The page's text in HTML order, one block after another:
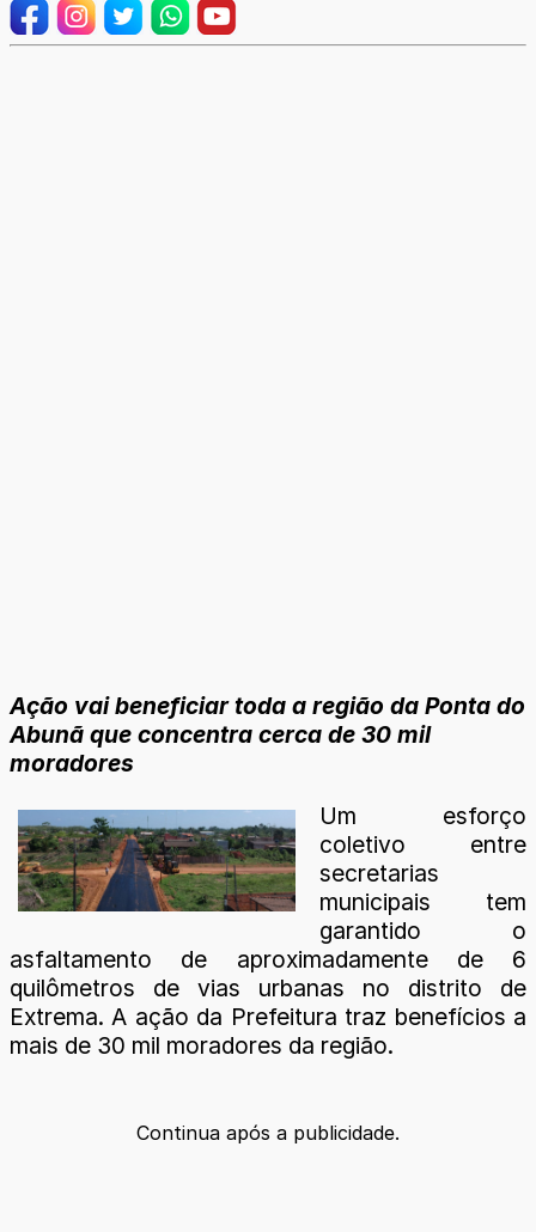
Ação vai beneficiar toda a região da Ponta do
Abunã que concentra cerca de 30 mil
moradores
Um esforço
coletivo entre
secretarias
municipais tem
garantido o
asfaltamento de aproximadamente de 6
quilômetros de vias urbanas no distrito de
Extrema. A ação da Prefeitura traz benefícios a
mais de 30 mil moradores da região.
Continua após a publicidade.